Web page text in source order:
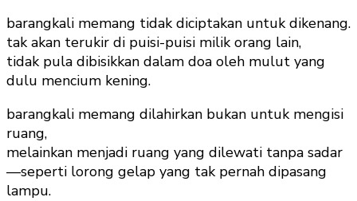
barangkali memang tidak diciptakan untuk dikenang.
tak akan terukir di puisi-puisi milik orang lain,
tidak pula dibisikkan dalam doa oleh mulut yang
dulu mencium kening.
barangkali memang dilahirkan bukan untuk mengisi
ruang,
melainkan menjadi ruang yang dilewati tanpa sadar
—seperti lorong gelap yang tak pernah dipasang
lampu.